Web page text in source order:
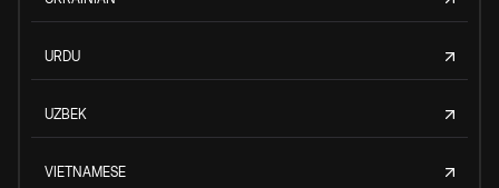
URDU
UZBEK
VIETNAMESE